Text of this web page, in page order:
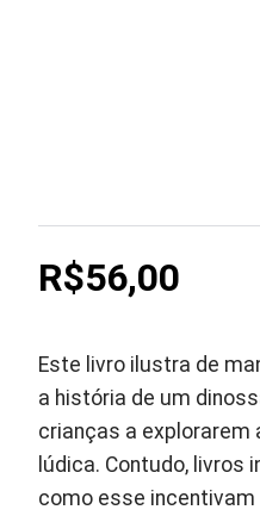
R$56,00
Este livro ilustra de
a história de um
crianças a explorarem
lúdica. Contudo, livros
como esse